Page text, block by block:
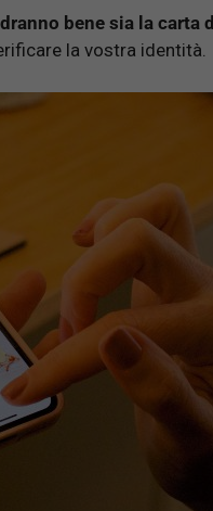
bene sia la carta
la vostra identità.